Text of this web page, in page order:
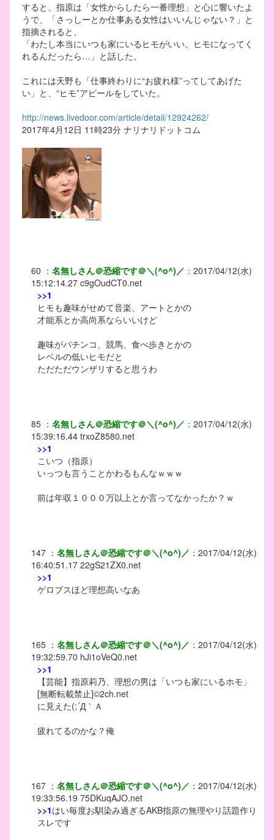
すると、指原は「女性からしたら一番理想」と心に響いたよ
うで、「さっしーとか仕事ある女性はいいんじゃない？」と
指摘されると、
「わたし本当にいつも家にいるヒモがいい。ヒモになってく
れるんだったら…」と話した。
これには天野も「仕事終わりに“お疲れ様”ってしてあげた
い」と、“ヒモ”アピールをしていた。
http://news.livedoor.com/article/detail/12924262/
2017年4月12日 11時23分 ナリナリドットコム
60 ： 名無しさん＠恐縮です＠＼(^o^)／ ： 2017/04/12(水)
15:12:14.27 c9gOudCT0.net
>>1
ヒモも趣味がせめて音楽、アートとかの
才能系とか高尚系ならいいけど
趣味がパチンコ、競馬、食べ歩きとかの
レベルの低いヒモだと
ただただウンザリすると思うわ
85 ： 名無しさん＠恐縮です＠＼(^o^)／ ： 2017/04/12(水)
15:39:16.44 trxoZ8580.net
>>1
こいつ（指原）
いっつも言うことかわるもんなｗｗｗ
前は年収１０００万以上とか言ってなかったか？ｗ
147 ： 名無しさん＠恐縮です＠＼(^o^)／ ： 2017/04/12(水)
16:40:51.17 22gS21ZX0.net
>>1
ゲロブスほど理想高いなあ
165 ： 名無しさん＠恐縮です＠＼(^o^)／ ： 2017/04/12(水)
19:32:59.70 hJi1oVeQ0.net
>>1
【芸能】指原莉乃、理想の男は「いつも家にいるホモ」
[無断転載禁止]©2ch.net
に見えた(;´Д｀Ａ
疲れてるのかな？俺
167 ： 名無しさん＠恐縮です＠＼(^o^)／ ： 2017/04/12(水)
19:33:56.19 75DKuqAJO.net
>>1はい毎度お馴染み過ぎるAKB指原の無理やり話題作り
スレです